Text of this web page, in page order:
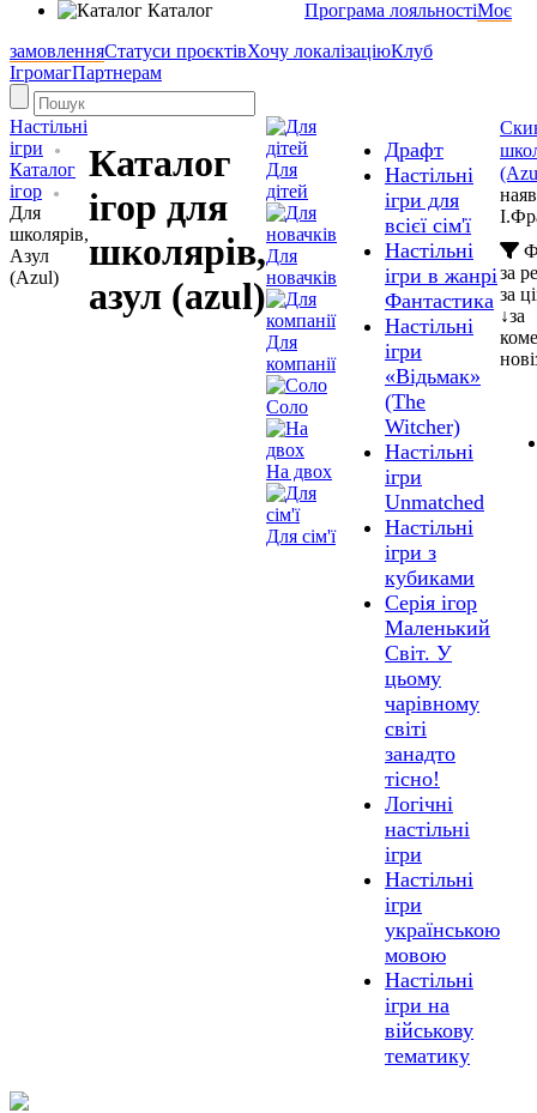
Каталог Програма лояльностіМоє
замовленняСтатуси проєктівХочу локалізаціюКлуб
ІгромагПартнерам
Настільні
ігри
Каталог
ігор
Для
школярів,
Азул
(Azul)
Каталог
ігор для
школярів,
азул (azul)
Для
дітей
Для
новачків
Для
компанії
Соло
На двох
Для сім'ї
Драфт
Настільні
ігри для
всієї сім'ї
Настільні
ігри в жанрі
Фантастика
Настільні
ігри
«Відьмак»
(The
Witcher)
Настільні
ігри
Unmatched
Настільні
ігри з
кубиками
Серія ігор
Маленький
Світ. У
цьому
чарівному
світі
занадто
тісно!
Логічні
настільні
ігри
Настільні
ігри
українською
мовою
Настільні
ігри на
військову
тематику
за
за
↓за
нові